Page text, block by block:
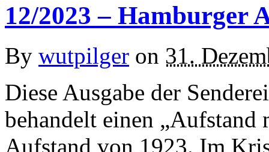
12/2023 – Hamburger
By wutpilger on 31.
Diese Ausgabe der
behandelt einen „Aufstand
Aufstand von 1923. Im